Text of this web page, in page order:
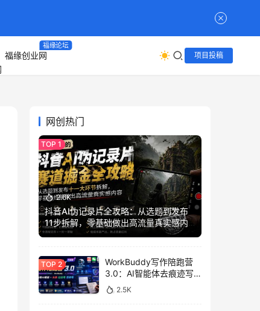
福缘创业网
福缘论坛
项目投稿
网创热门
2.6K
抖音AI伪记录片全攻略：从选题到发布
11步拆解，零基础做出高流量真实感内
容
WorkBuddy写作陪跑营
3.0：AI智能体去痕迹写
作，头条公众号百家号变
现
2.5K